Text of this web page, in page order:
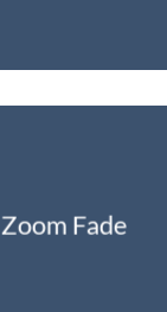
Zoom Fade